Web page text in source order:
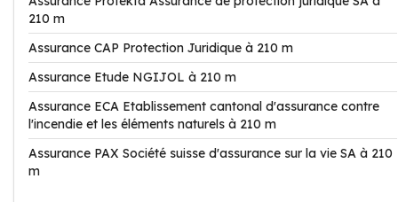
210 m
Assurance CAP Protection Juridique à 210 m
Assurance Etude NGIJOL à 210 m
Assurance ECA Etablissement cantonal d'assurance contre
l'incendie et les éléments naturels à 210 m
Assurance PAX Société suisse d'assurance sur la vie SA à 210
m